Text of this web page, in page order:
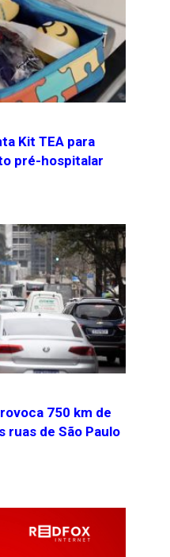
Kit TEA para
pré-hospitalar
750 km de
ruas de São Paulo